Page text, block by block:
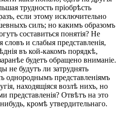
трудность пріобрѣсть
если этому исключительно
силъ; но какимъ образомъ
составиться понятія? Не
словъ и слабыя представленія,
въ кой-какомъ порядкѣ,
будетъ обращено вниманіе.
не будутъ ли затруднять
однороднымъ представленіямъ
находящіяся возлѣ нихъ, но
представленія? Отвѣтъ на это
кромѣ утвердительнаго.